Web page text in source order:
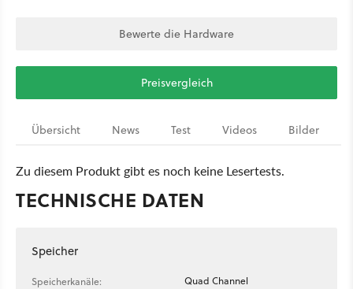
Bewerte die Hardware
Preisvergleich
Übersicht News Test Videos Bilder
Zu diesem Produkt gibt es noch keine Lesertests.
TECHNISCHE DATEN
Speicher
Speicherkanäle:
Quad Channel